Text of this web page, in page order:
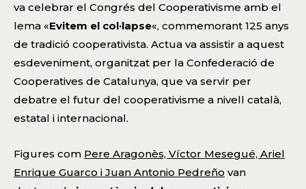
va celebrar el Congrés del Cooperativisme amb el
lema «Evitem el col·lapse«, commemorant 125 anys
de tradició cooperativista. Actua va assistir a aquest
esdeveniment, organitzat per la Confederació de
Cooperatives de Catalunya, que va servir per
debatre el futur del cooperativisme a nivell català,
estatal i internacional.
Figures com Pere Aragonès, Víctor Mesegué, Ariel
Enrique Guarco i Juan Antonio Pedreño van